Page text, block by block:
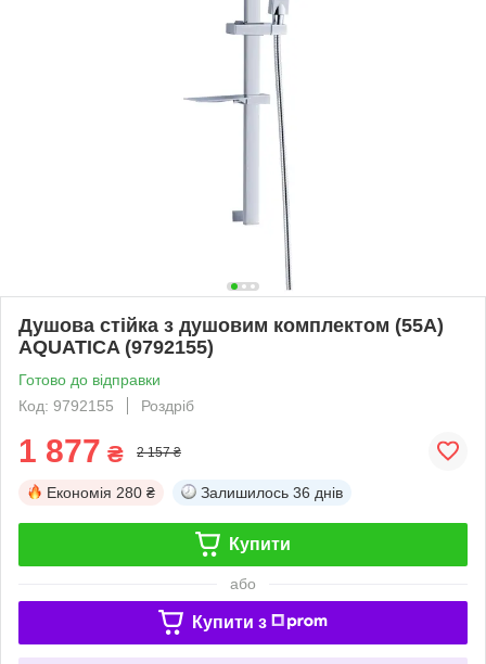
Душова стійка з душовим комплектом (55A)
AQUATICA (9792155)
Готово до відправки
Код: 9792155
Роздріб
1 877 ₴ 2 157 ₴
Економія 280 ₴ Залишилось 36 днів
Купити
або
Купити з